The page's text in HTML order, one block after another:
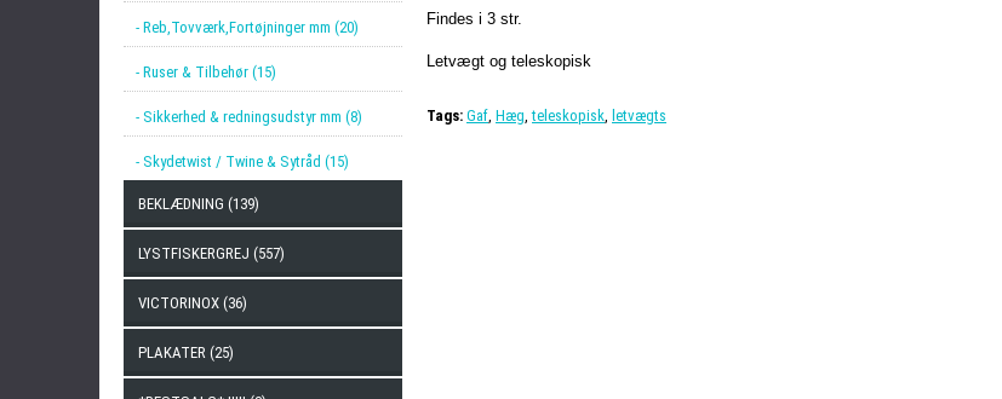
- Reb,Tovværk,Fortøjninger mm (20)
- Ruser & Tilbehør (15)
- Sikkerhed & redningsudstyr mm (8)
- Skydetwist / Twine & Sytråd (15)
BEKLÆDNING (139)
LYSTFISKERGREJ (557)
VICTORINOX (36)
PLAKATER (25)
Findes i 3 str.
Letvægt og teleskopisk
Tags: Gaf, Hæg,teleskopisk, letvægts